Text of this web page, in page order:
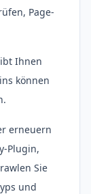
Page-
Ihnen
können
erneuern
Plugin,
Sie
und